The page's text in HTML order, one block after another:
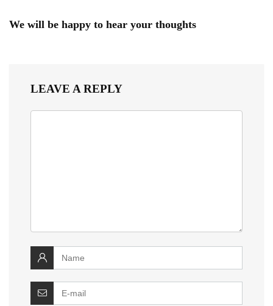
We will be happy to hear your thoughts
LEAVE A REPLY